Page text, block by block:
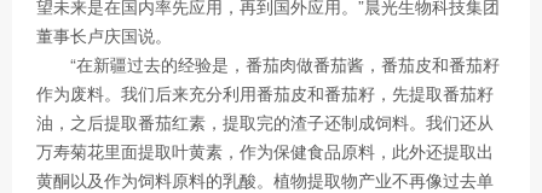
望未来是在国内率先应用，再到国外应用。”晨光生物科技集团
董事长卢庆国说。
“在新疆过去的经验是，番茄肉做番茄酱，番茄皮和番茄籽
作为废料。我们后来充分利用番茄皮和番茄籽，先提取番茄籽
油，之后提取番茄红素，提取完的渣子还制成饲料。我们还从
万寿菊花里面提取叶黄素，作为保健食品原料，此外还提取出
黄酮以及作为饲料原料的乳酸。植物提取物产业不再像过去单